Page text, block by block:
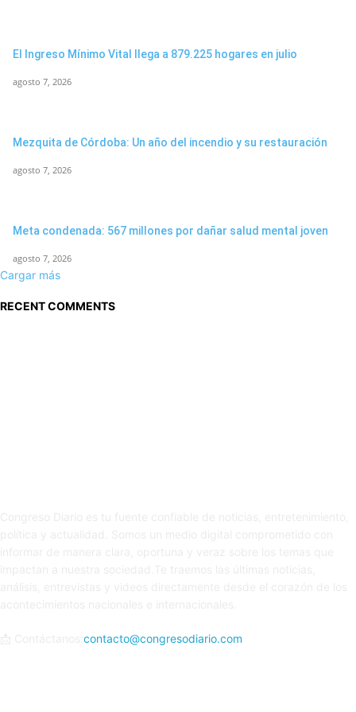
El Ingreso Mínimo Vital llega a 879.225 hogares en julio
agosto 7, 2026
Mezquita de Córdoba: Un año del incendio y su restauración
agosto 7, 2026
Meta condenada: 567 millones por dañar salud mental joven
agosto 7, 2026
Cargar más
RECENT COMMENTS
contacto@congresodiario.com